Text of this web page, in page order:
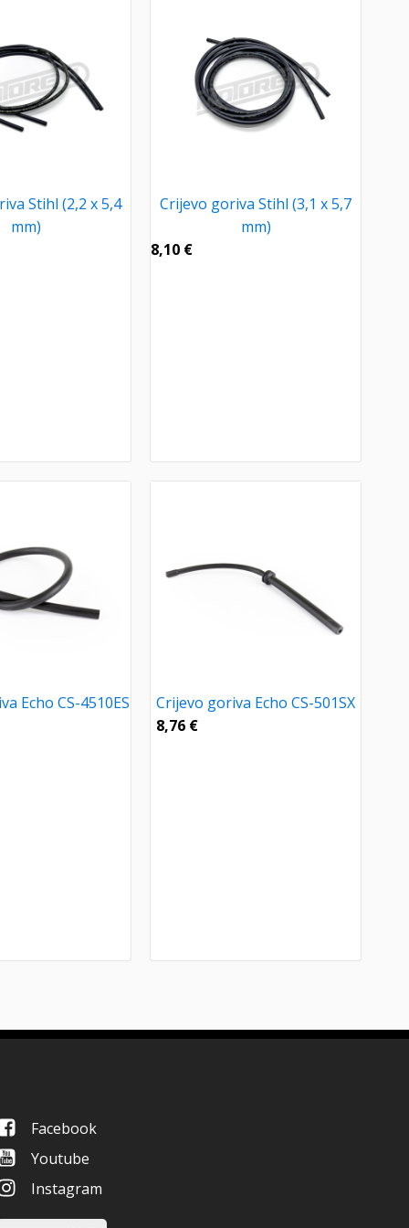
Stihl (2,2 x 5,4
mm)
Crijevo goriva Stihl (3,1 x 5,7
mm)
8,10 €
Echo CS-4510ES
Crijevo goriva Echo CS-501SX
8,76 €
Facebook
Youtube
Instagram